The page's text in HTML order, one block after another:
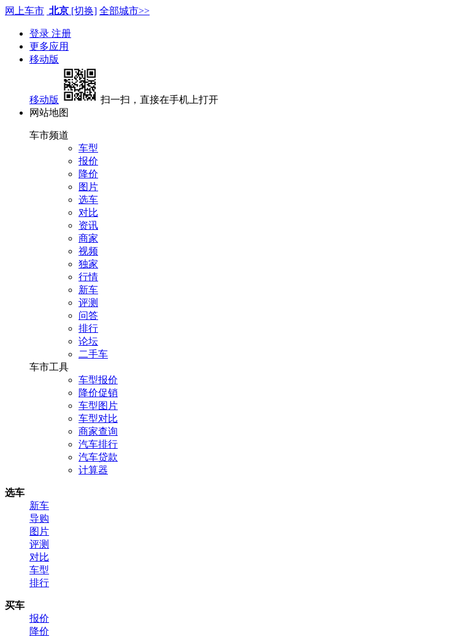
网上车市 北京 [切换] 全部城市>>
登录 注册
更多应用
移动版
移动版
扫一扫，直接在手机上打开
网站地图
车市频道
车型
报价
降价
图片
选车
对比
资讯
商家
视频
独家
行情
新车
评测
问答
排行
论坛
二手车
车市工具
车型报价
降价促销
车型图片
车型对比
商家查询
汽车排行
汽车贷款
计算器
选车
新车
导购
图片
评测
对比
车型
排行
买车
报价
降价